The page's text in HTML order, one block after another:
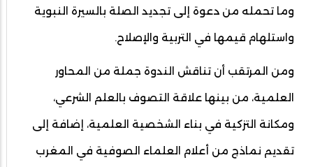
وما تحمله من دعوة إلى تجديد الصلة بالسيرة النبوية
واستلهام قيمها في التربية والإصلاح.
ومن المرتقب أن تناقش الندوة جملة من المحاور
العلمية، من بينها علاقة التصوف بالعلم الشرعي،
ومكانة التزكية في بناء الشخصية العلمية، إضافة إلى
تقديم نماذج من أعلام العلماء الصوفية في المغرب